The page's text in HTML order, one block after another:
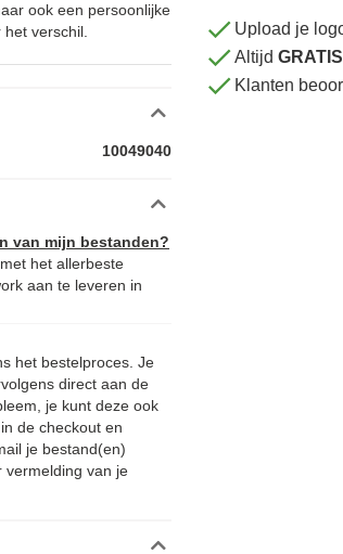
ook een persoonlijke
verschil.
10049040
van mijn bestanden?
het allerbeste
aan te leveren in
het bestelproces. Je
direct aan de
je kunt deze ook
de checkout en
je bestand(en)
vermelding van je
Upload je
Altijd GRATIS
Klanten